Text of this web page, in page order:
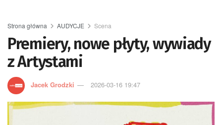
Strona główna AUDYCJE Scena
Premiery, nowe płyty, wywiady
z Artystami
Jacek Grodzki 2026-03-16 19:47